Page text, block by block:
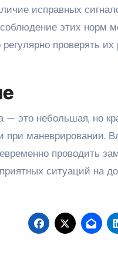
исправных
этих
проверять
— это небольшая, но
при маневрировании.
проводить
ситуаций на